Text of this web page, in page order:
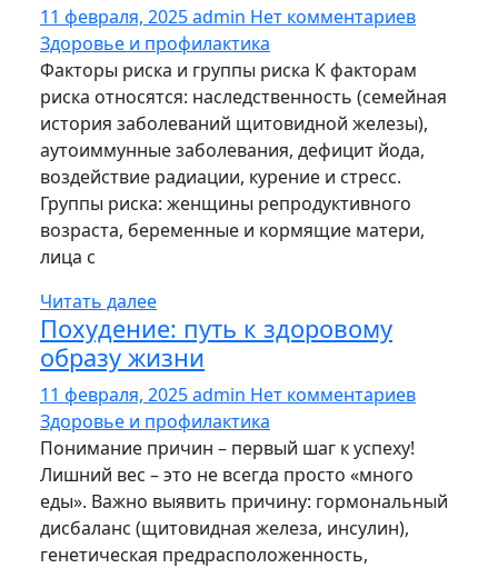
11 февраля, 2025admin Нет комментариев
Здоровье и профилактика
Факторы риска и группы риска К факторам
риска относятся: наследственность (семейная
история заболеваний щитовидной железы),
аутоиммунные заболевания, дефицит йода,
воздействие радиации, курение и стресс.
Группы риска: женщины репродуктивного
возраста, беременные и кормящие матери,
лица с
Читать далее
Похудение: путь к здоровому
образу жизни
11 февраля, 2025admin Нет комментариев
Здоровье и профилактика
Понимание причин – первый шаг к успеху!
Лишний вес – это не всегда просто «много
еды». Важно выявить причину: гормональный
дисбаланс (щитовидная железа, инсулин),
генетическая предрасположенность,